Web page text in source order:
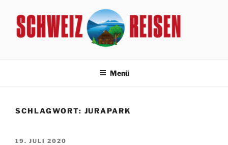
Inhalt
springen
Menü
SCHLAGWORT: JURAPARK
VERÖFFENTLICHT
19. JULI 2020